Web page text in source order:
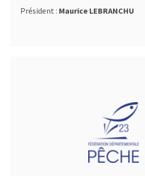
Président : Maurice LEBRANCHU